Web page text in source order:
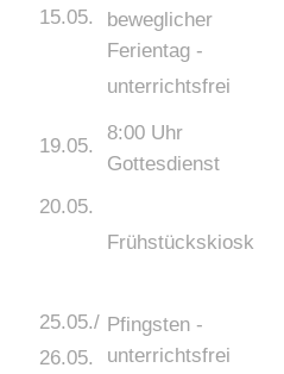
15.05.
beweglicher
Ferientag -
unterrichtsfrei
19.05.
8:00 Uhr
Gottesdienst
20.05.
Frühstückskiosk
25.05./
26.05.
Pfingsten -
unterrichtsfrei